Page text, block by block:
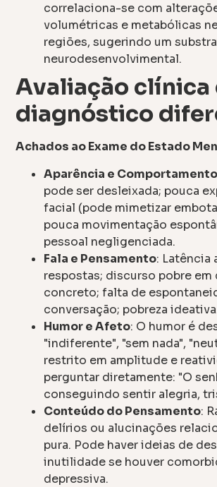
correlaciona-se com
volumétricas e metabólicas
regiões, sugerindo um
neurodesenvolvimental.
Avaliação clínica
diagnóstico
Achados ao Exame do Estado
Aparência e Comportamento
pode ser desleixada; pouca
facial (pode mimetizar
pouca movimentação
pessoal negligenciada.
Fala e Pensamento: Latência
respostas; discurso pobre em
concreto; falta de
conversação; pobreza
Humor e Afeto: O humor é
"indiferente", "sem nada",
restrito em amplitude e
perguntar diretamente: "O
conseguindo sentir alegria,
Conteúdo do Pensamento:
delírios ou alucinações
pura. Pode haver ideias de
inutilidade se houver
depressiva.